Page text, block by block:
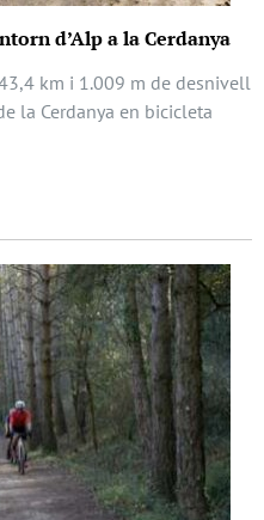
d’Alp a la Cerdanya
km i 1.009 m de desnivell
la Cerdanya en bicicleta